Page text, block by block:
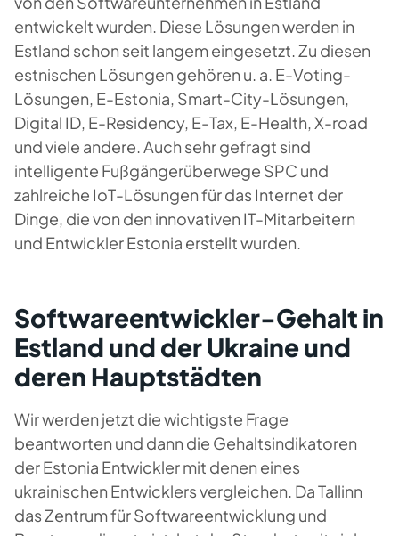
entwickelt wurden. Diese Lösungen werden in
Estland schon seit langem eingesetzt. Zu diesen
estnischen Lösungen gehören u. a. E-Voting-
Lösungen, E-Estonia, Smart-City-Lösungen,
Digital ID, E-Residency, E-Tax, E-Health, X-road
und viele andere. Auch sehr gefragt sind
intelligente Fußgängerüberwege SPC und
zahlreiche IoT-Lösungen für das Internet der
Dinge, die von den innovativen IT-Mitarbeitern
und Entwickler Estonia erstellt wurden.
Softwareentwickler-Gehalt in
Estland und der Ukraine und
deren Hauptstädten
Wir werden jetzt die wichtigste Frage
beantworten und dann die Gehaltsindikatoren
der Estonia Entwickler mit denen eines
ukrainischen Entwicklers vergleichen. Da Tallinn
das Zentrum für Softwareentwicklung und